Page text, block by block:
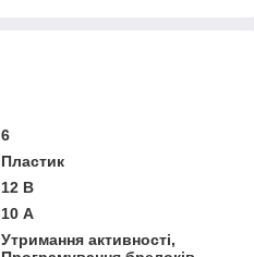
6
Пластик
12 В
10 А
Утримання активності,